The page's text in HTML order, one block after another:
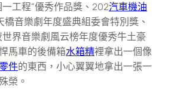
工程”優秀作品獎、202汽車機油
橋音樂劇年度盛典組委會特別獎、
界音樂劇風云榜年度優秀牛土豪
馬車的後備箱水箱精裡拿出一個像
件的東西，小心翼翼地拿出一張一
榮。